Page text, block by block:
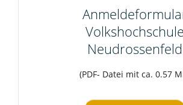
Volkshochschule
Neudrossenfeld
(PDF- Datei mit ca. 0.57